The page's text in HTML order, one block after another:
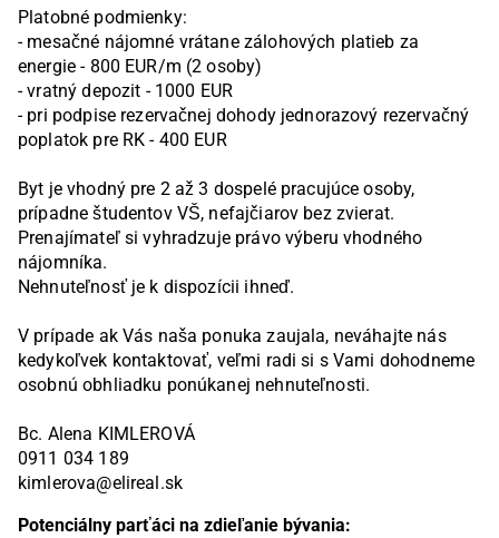
Platobné podmienky:
- mesačné nájomné vrátane zálohových platieb za
energie - 800 EUR/m (2 osoby)
- vratný depozit - 1000 EUR
- pri podpise rezervačnej dohody jednorazový rezervačný
poplatok pre RK - 400 EUR
Byt je vhodný pre 2 až 3 dospelé pracujúce osoby,
prípadne študentov VŠ, nefajčiarov bez zvierat.
Prenajímateľ si vyhradzuje právo výberu vhodného
nájomníka.
Nehnuteľnosť je k dispozícii ihneď.
V prípade ak Vás naša ponuka zaujala, neváhajte nás
kedykoľvek kontaktovať, veľmi radi si s Vami dohodneme
osobnú obhliadku ponúkanej nehnuteľnosti.
Bc. Alena KIMLEROVÁ
0911 034 189
Potenciálny parťáci na zdieľanie bývania: